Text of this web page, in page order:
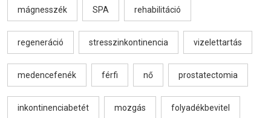
mágnesszék SPA rehabilitáció
regeneráció stresszinkontinencia vizelettartás
medencefenék férfi nő prostatectomia
inkontinenciabetét mozgás folyadékbevitel